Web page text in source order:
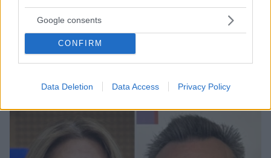
Google consents
CONFIRM
Data Deletion Data Access Privacy Policy
Μυστήριο 3.500 ετών στη Σαντορίνη: Ο 15χρονος
που δεν πρόλαβε να ξεφύγει από το τσουνάμι
μπορεί ν' αλλάξει τη χρονολογία της μεγάλης
08.08.2026, 18:08